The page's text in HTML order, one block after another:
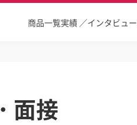
商品一覧実績 ／インタビュー
面接